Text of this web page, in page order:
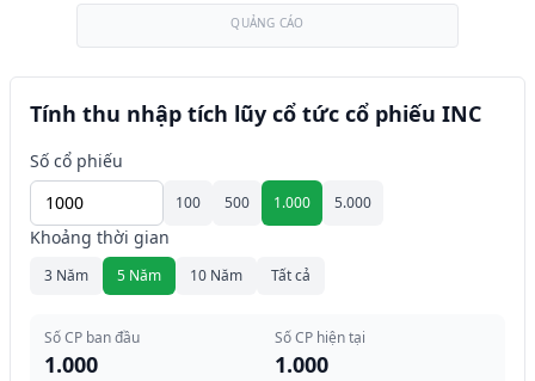
QUẢNG CÁO
Tính thu nhập tích lũy cổ tức cổ phiếu INC
Số cổ phiếu
100 500 1.000 5.000
Khoảng thời gian
3 Năm 5 Năm 10 Năm Tất cả
Số CP ban đầu
1.000
Số CP hiện tại
1.000